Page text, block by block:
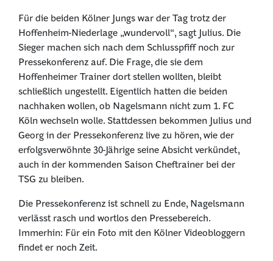
Für die beiden Kölner Jungs war der Tag trotz der
Hoffenheim-Niederlage „wundervoll“, sagt Julius. Die
Sieger machen sich nach dem Schlusspfiff noch zur
Pressekonferenz auf. Die Frage, die sie dem
Hoffenheimer Trainer dort stellen wollten, bleibt
schließlich ungestellt. Eigentlich hatten die beiden
nachhaken wollen, ob Nagelsmann nicht zum 1. FC
Köln wechseln wolle. Stattdessen bekommen Julius und
Georg in der Pressekonferenz live zu hören, wie der
erfolgsverwöhnte 30-Jährige seine Absicht verkündet,
auch in der kommenden Saison Cheftrainer bei der
TSG zu bleiben.
Die Pressekonferenz ist schnell zu Ende, Nagelsmann
verlässt rasch und wortlos den Pressebereich.
Immerhin: Für ein Foto mit den Kölner Videobloggern
findet er noch Zeit.